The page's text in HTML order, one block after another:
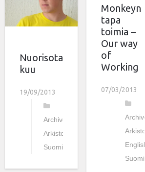
Nuorisota
kuu
19/09/2013
Archive
Arkisto
Suomi
Monkeyn
tapa
toimia –
Our way
of
Working
07/03/2013
Archive
Arkisto
English
Suomi